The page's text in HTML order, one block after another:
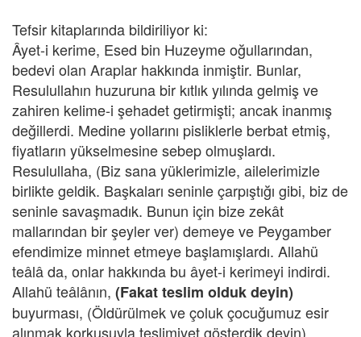
Tefsir kitaplarında bildiriliyor ki:
Âyet-i kerime, Esed bin Huzeyme oğullarından,
bedevi olan Araplar hakkında inmiştir. Bunlar,
Resulullahın huzuruna bir kıtlık yılında gelmiş ve
zahiren kelime-i şehadet getirmişti; ancak inanmış
değillerdi. Medine yollarını pisliklerle berbat etmiş,
fiyatların yükselmesine sebep olmuşlardı.
Resulullaha, (Biz sana yüklerimizle, ailelerimizle
birlikte geldik. Başkaları seninle çarpıştığı gibi, biz de
seninle savaşmadık. Bunun için bize zekât
mallarından bir şeyler ver) demeye ve Peygamber
efendimize minnet etmeye başlamışlardı. Allahü
teâlâ da, onlar hakkında bu âyet-i kerimeyi indirdi.
Allahü teâlânın, (Fakat teslim olduk deyin)
buyurması, (Öldürülmek ve çoluk çocuğumuz esir
alınmak korkusuyla teslimiyet gösterdik deyin)